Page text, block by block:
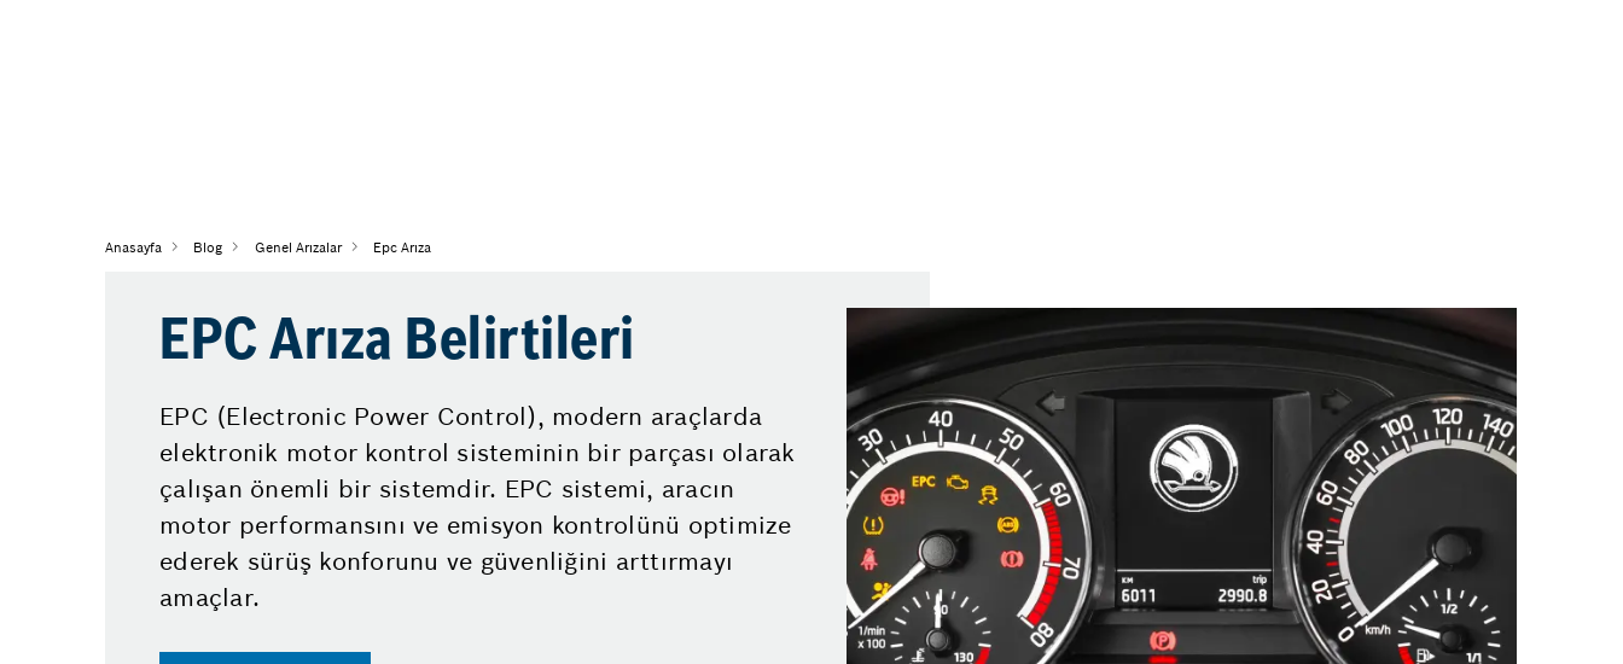
Anasayfa Blog Genel Arızalar Epc Arıza
EPC Arıza Belirtileri
EPC (Electronic Power Control), modern araçlarda
elektronik motor kontrol sisteminin bir parçası olarak
çalışan önemli bir sistemdir. EPC sistemi, aracın
motor performansını ve emisyon kontrolünü optimize
ederek sürüş konforunu ve güvenliğini arttırmayı
amaçlar.